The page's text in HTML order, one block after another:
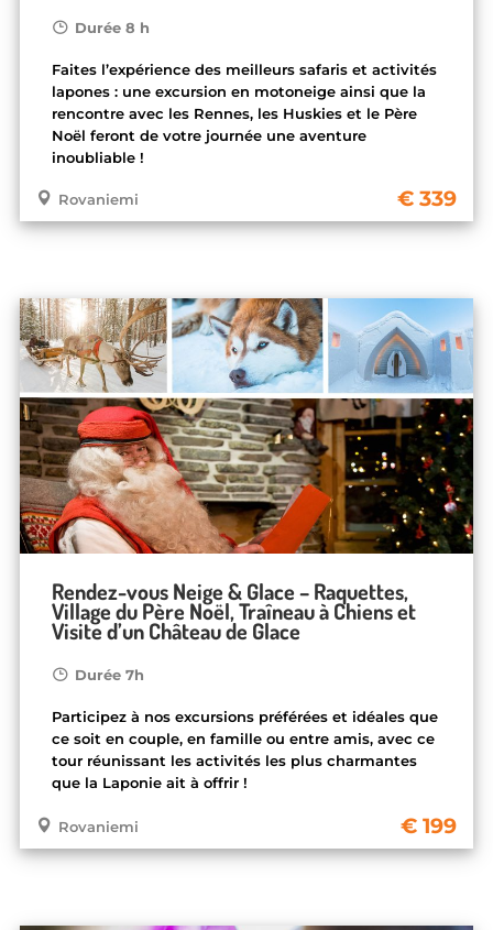
Durée 8 h
Faites l’expérience des meilleurs safaris et activités
lapones : une excursion en motoneige ainsi que la
rencontre avec les Rennes, les Huskies et le Père
Noël feront de votre journée une aventure
inoubliable !
Rovaniemi 339
Rendez-vous Neige & Glace – Raquettes,
Village du Père Noël, Traîneau à Chiens et
Visite d’un Château de Glace
Durée 7h
Participez à nos excursions préférées et idéales que
ce soit en couple, en famille ou entre amis, avec ce
tour réunissant les activités les plus charmantes
que la Laponie ait à offrir !
Rovaniemi 199